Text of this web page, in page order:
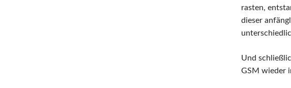
rasten,
dieser
Und
GSM wieder